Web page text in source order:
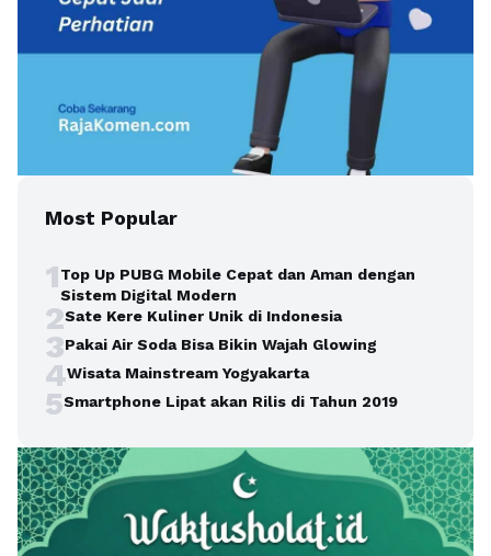
Most Popular
1Top Up PUBG Mobile Cepat dan Aman dengan
Sistem Digital Modern
2Sate Kere Kuliner Unik di Indonesia
3Pakai Air Soda Bisa Bikin Wajah Glowing
4Wisata Mainstream Yogyakarta
5Smartphone Lipat akan Rilis di Tahun 2019